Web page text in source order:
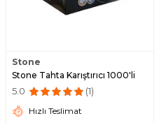
Stone
Stone Tahta Karıştırıcı 1000'li
5.0 (1)
Hızlı Teslimat